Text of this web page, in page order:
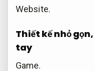
Website.
Thiết kế nhỏ gọn,
tay
Game.